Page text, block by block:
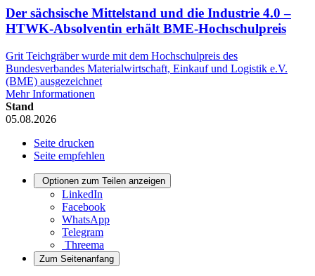
Der sächsische Mittelstand und die Industrie 4.0 –
HTWK-Absolventin erhält BME-Hochschulpreis
Grit Teichgräber wurde mit dem Hochschulpreis des
Bundesverbandes Materialwirtschaft, Einkauf und Logistik e.V.
(BME) ausgezeichnet
Mehr Informationen
Stand
05.08.2026
Seite drucken
Seite empfehlen
Optionen zum Teilen anzeigen
LinkedIn
Facebook
WhatsApp
Telegram
Threema
Zum Seitenanfang